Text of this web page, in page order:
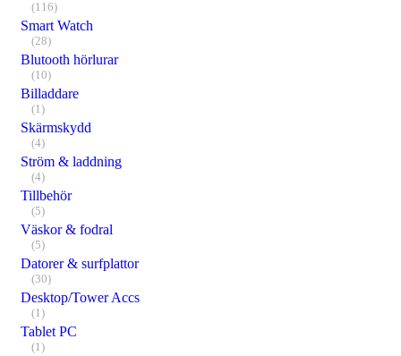
(116)
Smart Watch
(28)
Blutooth hörlurar
(10)
Billaddare
(1)
Skärmskydd
(4)
Ström & laddning
(4)
Tillbehör
(5)
Väskor & fodral
(5)
Datorer & surfplattor
(30)
Desktop/Tower Accs
(1)
Tablet PC
(1)